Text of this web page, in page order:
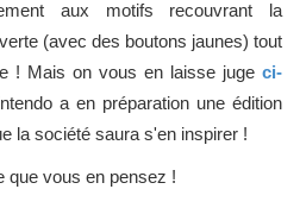
aux motifs recouvrant la
(avec des boutons jaunes) tout
! Mais on vous en laisse juge ci-
a en préparation une édition
la société saura s'en inspirer !
que vous en pensez !